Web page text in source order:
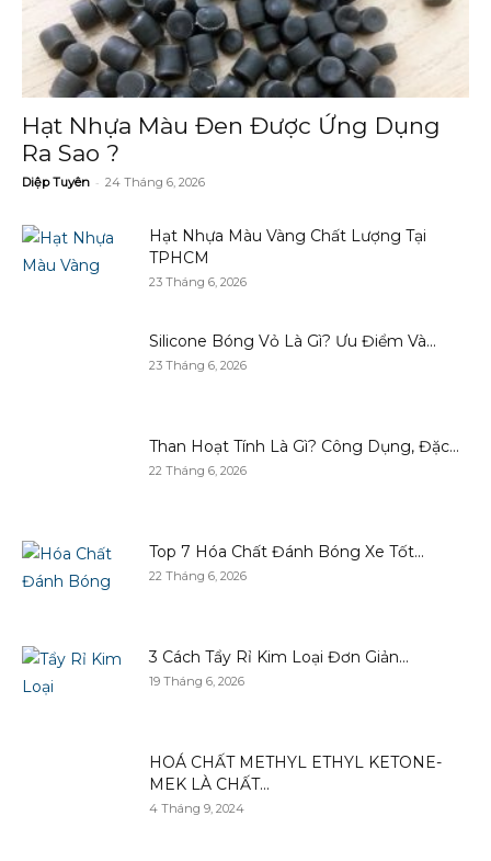
Hạt Nhựa Màu Đen Được Ứng Dụng
Ra Sao ?
Diệp Tuyên - 24 Tháng 6, 2026
Hạt Nhựa Màu Vàng Chất Lượng Tại
TPHCM
23 Tháng 6, 2026
Silicone Bóng Vỏ Là Gì? Ưu Điểm Và...
23 Tháng 6, 2026
Than Hoạt Tính Là Gì? Công Dụng, Đặc...
22 Tháng 6, 2026
Top 7 Hóa Chất Đánh Bóng Xe Tốt...
22 Tháng 6, 2026
3 Cách Tẩy Rỉ Kim Loại Đơn Giản...
19 Tháng 6, 2026
HOÁ CHẤT METHYL ETHYL KETONE-
MEK LÀ CHẤT...
4 Tháng 9, 2024